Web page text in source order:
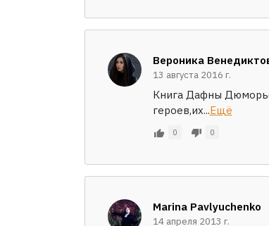
Вероника
13 августа 2016 г.
Книга Дафны
героев,их...Ещё
0 0
Marina Pavlyuchenko
14 апреля 2013 г.